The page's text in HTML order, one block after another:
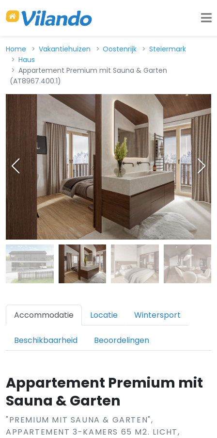
Home Vakantiehuizen Oostenrijk
Steiermark
Haus
Appartement Premium mit Sauna & Garten
(AT8967.400.1)
Accommodatie Locatie Wintersport
Beschikbaarheid Beoordelingen
Appartement Premium mit
Sauna & Garten
"PREMIUM MIT SAUNA & GARTEN",
APPARTEMENT 3-KAMERS 65 M2. LICHT,